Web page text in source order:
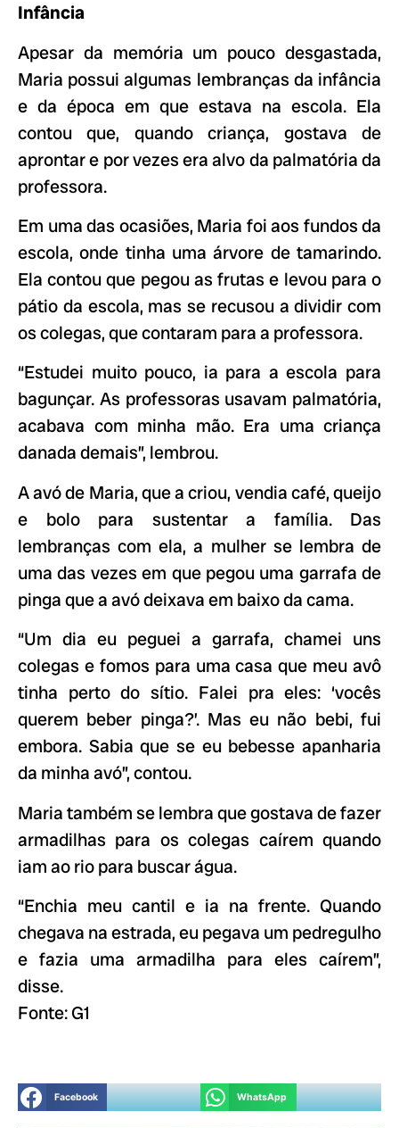
Infância
Apesar da memória um pouco desgastada,
Maria possui algumas lembranças da infância
e da época em que estava na escola. Ela
contou que, quando criança, gostava de
aprontar e por vezes era alvo da palmatória da
professora.
Em uma das ocasiões, Maria foi aos fundos da
escola, onde tinha uma árvore de tamarindo.
Ela contou que pegou as frutas e levou para o
pátio da escola, mas se recusou a dividir com
os colegas, que contaram para a professora.
“Estudei muito pouco, ia para a escola para
bagunçar. As professoras usavam palmatória,
acabava com minha mão. Era uma criança
danada demais”, lembrou.
A avó de Maria, que a criou, vendia café, queijo
e bolo para sustentar a família. Das
lembranças com ela, a mulher se lembra de
uma das vezes em que pegou uma garrafa de
pinga que a avó deixava em baixo da cama.
“Um dia eu peguei a garrafa, chamei uns
colegas e fomos para uma casa que meu avô
tinha perto do sítio. Falei pra eles: ‘vocês
querem beber pinga?’. Mas eu não bebi, fui
embora. Sabia que se eu bebesse apanharia
da minha avó”, contou.
Maria também se lembra que gostava de fazer
armadilhas para os colegas caírem quando
iam ao rio para buscar água.
“Enchia meu cantil e ia na frente. Quando
chegava na estrada, eu pegava um pedregulho
e fazia uma armadilha para eles caírem”,
disse.
Fonte: G1
Facebook WhatsApp